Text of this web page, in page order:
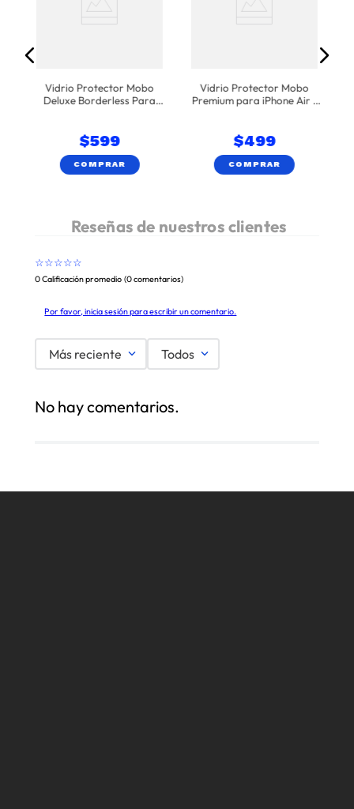
Vidrio Protector Mobo
Deluxe Borderless Para
$599
COMPRAR
Vidrio Protector Mobo
Premium para iPhone Air -
$499
COMPRAR
☆☆☆☆☆
0 Calificación promedio (0 comentarios)
Por favor, inicia sesión para escribir un comentario.
Más reciente Todos
No hay comentarios.